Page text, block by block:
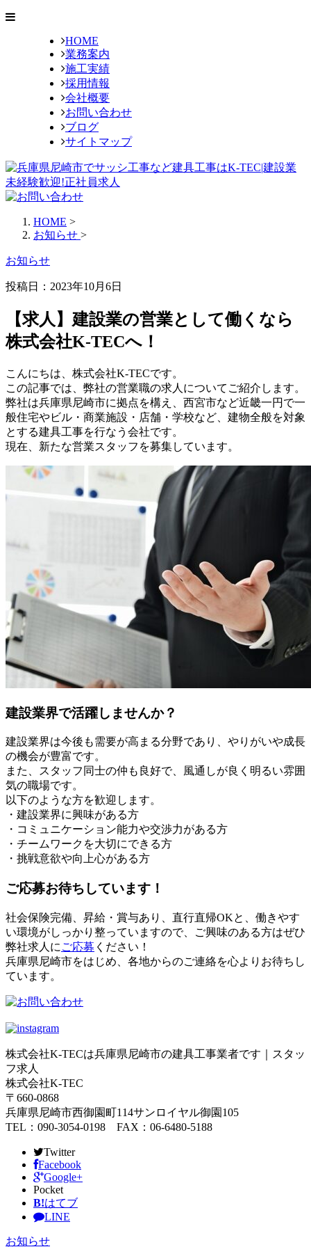
HOME
業務案内
施工実績
採用情報
会社概要
お問い合わせ
ブログ
サイトマップ
HOME >
お知らせ >
お知らせ
投稿日：2023年10月6日
【求人】建設業の営業として働くなら
株式会社K-TECへ！
こんにちは、株式会社K-TECです。
この記事では、弊社の営業職の求人についてご紹介します。
弊社は兵庫県尼崎市に拠点を構え、西宮市など近畿一円で一
般住宅やビル・商業施設・店舗・学校など、建物全般を対象
とする建具工事を行なう会社です。
現在、新たな営業スタッフを募集しています。
建設業界で活躍しませんか？
建設業界は今後も需要が高まる分野であり、やりがいや成長
の機会が豊富です。
また、スタッフ同士の仲も良好で、風通しが良く明るい雰囲
気の職場です。
以下のような方を歓迎します。
・建設業界に興味がある方
・コミュニケーション能力や交渉力がある方
・チームワークを大切にできる方
・挑戦意欲や向上心がある方
ご応募お待ちしています！
社会保険完備、昇給・賞与あり、直行直帰OKと、働きやす
い環境がしっかり整っていますので、ご興味のある方はぜひ
弊社求人に ご応募 ください！
兵庫県尼崎市をはじめ、各地からのご連絡を心よりお待ちし
ています。
株式会社K-TECは兵庫県尼崎市の建具工事業者です｜スタッ
フ求人
株式会社K-TEC
〒660-0868
兵庫県尼崎市西御園町114サンロイヤル御園105
TEL：090-3054-0198 FAX：06-6480-5188
Twitter
Facebook
Google+
Pocket
B!はてブ
LINE
お知らせ